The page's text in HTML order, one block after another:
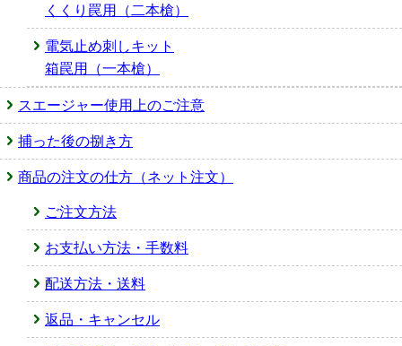
くくり罠用（二本槍）
電気止め刺しキット
箱罠用（一本槍）
スエージャー使用上のご注意
捕った後の捌き方
商品の注文の仕方（ネット注文）
ご注文方法
お支払い方法・手数料
配送方法・送料
返品・キャンセル